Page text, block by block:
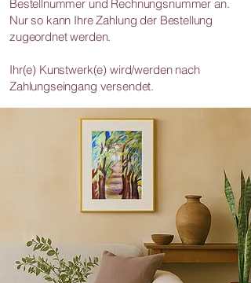
Bestellnummer und Rechnungsnummer an.
Nur so kann Ihre Zahlung der Bestellung
zugeordnet werden.
Ihr(e) Kunstwerk(e) wird/werden nach
Zahlungseingang versendet.